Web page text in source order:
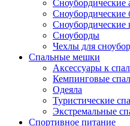
Сноубордические
Сноубордические
Сноубордические
Сноуборды
Чехлы для
Спальные мешки
Аксессуары к
Кемпинговые
Одеяла
Туристические
Экстремальные
Спортивное питание